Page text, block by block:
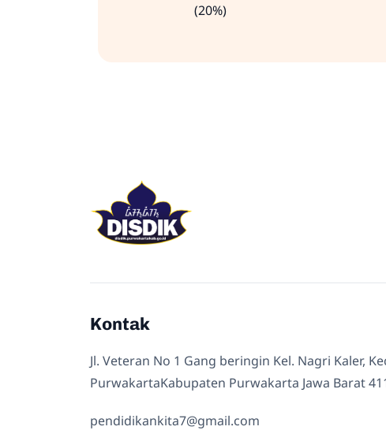
(20%)
Kontak
Jl. Veteran No 1 Gang beringin Kel. Nagri Kaler,
PurwakartaKabupaten Purwakarta Jawa Barat
pendidikankita7@gmail.com